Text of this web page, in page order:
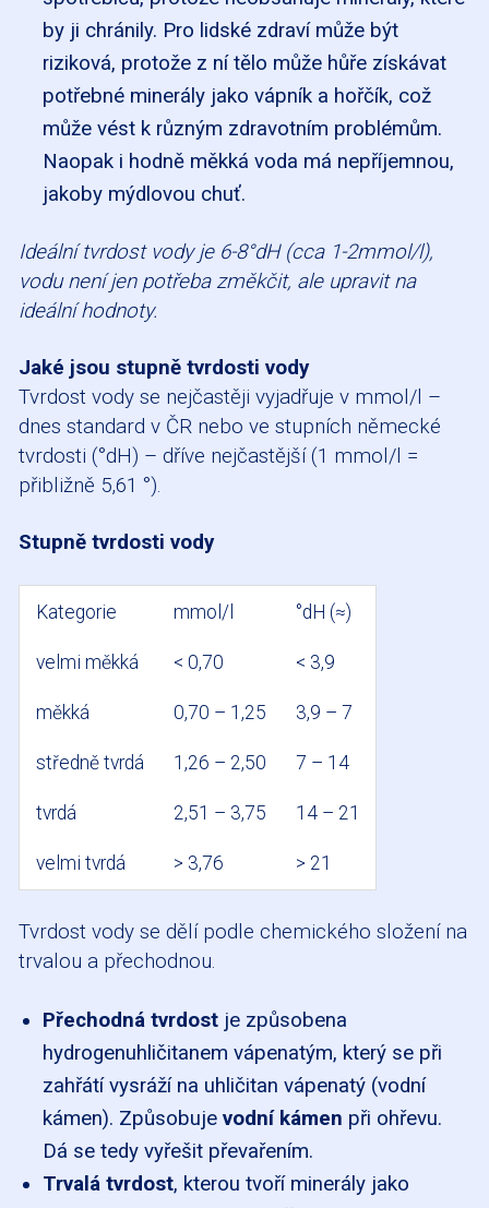
by ji chránily. Pro lidské zdraví může být
riziková, protože z ní tělo může hůře získávat
potřebné minerály jako vápník a hořčík, což
může vést k různým zdravotním problémům.
Naopak i hodně měkká voda má nepříjemnou,
jakoby mýdlovou chuť.
Ideální tvrdost vody je 6-8°dH (cca 1-2mmol/l),
vodu není jen potřeba změkčit, ale upravit na
ideální hodnoty.
Jaké jsou stupně tvrdosti vody
Tvrdost vody se nejčastěji vyjadřuje v mmol/l –
dnes standard v ČR nebo ve stupních německé
tvrdosti (°dH) – dříve nejčastější (1 mmol/l =
přibližně 5,61 °).
Stupně tvrdosti vody
Kategorie mmol/l °dH (≈)
velmi měkká < 0,70 < 3,9
měkká 0,70 – 1,25 3,9 – 7
středně tvrdá 1,26 – 2,50 7 – 14
tvrdá 2,51 – 3,75 14 – 21
velmi tvrdá > 3,76 > 21
Tvrdost vody se dělí podle chemického složení na
trvalou a přechodnou.
Přechodná tvrdost je způsobena
hydrogenuhličitanem vápenatým, který se při
zahřátí vysráží na uhličitan vápenatý (vodní
kámen). Způsobujevodní kámen při ohřevu.
Dá se tedy vyřešit převařením.
Trvalá tvrdost, kterou tvoří minerály jako